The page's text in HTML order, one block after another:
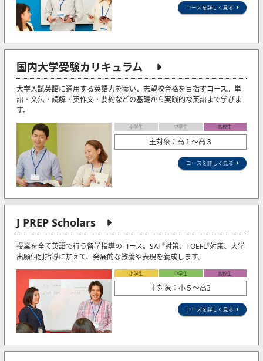
コースを詳しく見る
国内大学受験カリキュラム
大学入試英語に通用する英語力を養い、志望校合格を目指すコース。単
語・文法・読解・英作文・要約などの基礎から実践的な英語まで学びま
す。
小学生 中学生 高校生
主対象：高１～高３
コースを詳しく見る
J PREP Scholars
授業を全て英語で行う留学指導のコース。SAT®対策、TOEFL®対策、大学
出願個別指導に加えて、発展的な教養や表現を養成します。
小学生 中学生 高校生
主対象：小５〜高3
コースを詳しく見る